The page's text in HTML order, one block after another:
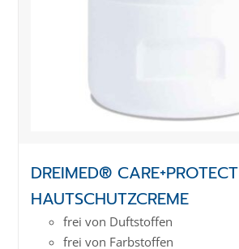
DREIMED® CARE+PROTECT
HAUTSCHUTZCREME
frei von Duftstoffen
frei von Farbstoffen